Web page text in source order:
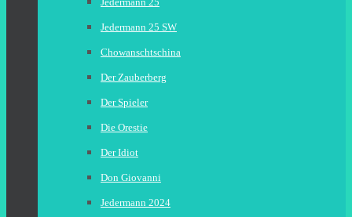
Jedermann 25 SW
Chowanschtschina
Der Zauberberg
Der Spieler
Die Orestie
Der Idiot
Don Giovanni
Jedermann 2024